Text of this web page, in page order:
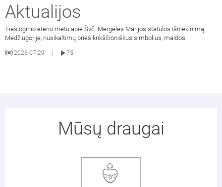
Aktualijos
Tiesioginio eterio metu apie Švč. Mergelės Marijos statulos išniekinimą
Medžiugorije, nusikaltimų prieš krikščioniškus simbolius, maldos
2026-07-29 75
Mūsų draugai